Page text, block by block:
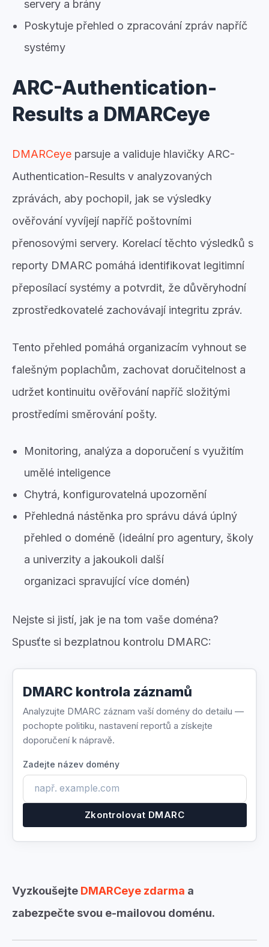
servery a brány
Poskytuje přehled o zpracování zpráv napříč
systémy
ARC-Authentication-
Results a DMARCeye
DMARCeye parsuje a validuje hlavičky ARC-
Authentication-Results v analyzovaných
zprávách, aby pochopil, jak se výsledky
ověřování vyvíjejí napříč poštovními
přenosovými servery. Korelací těchto výsledků s
reporty DMARC pomáhá identifikovat legitimní
přeposílací systémy a potvrdit, že důvěryhodní
zprostředkovatelé zachovávají integritu zpráv.
Tento přehled pomáhá organizacím vyhnout se
falešným poplachům, zachovat doručitelnost a
udržet kontinuitu ověřování napříč složitými
prostředími směrování pošty.
Monitoring, analýza a doporučení s využitím
umělé inteligence
Chytrá, konfigurovatelná upozornění
Přehledná nástěnka pro správu dává úplný
přehled o doméně (ideální pro agentury, školy
a univerzity a jakoukoli další
organizaci spravující více domén)
Nejste si jistí, jak je na tom vaše doména?
Spusťte si bezplatnou kontrolu DMARC:
DMARC kontrola záznamů
Analyzujte DMARC záznam vaší domény do detailu —
pochopte politiku, nastavení reportů a získejte
doporučení k nápravě.
Zadejte název domény
Zkontrolovat DMARC
Vyzkoušejte DMARCeye zdarma a
zabezpečte svou e-mailovou doménu.